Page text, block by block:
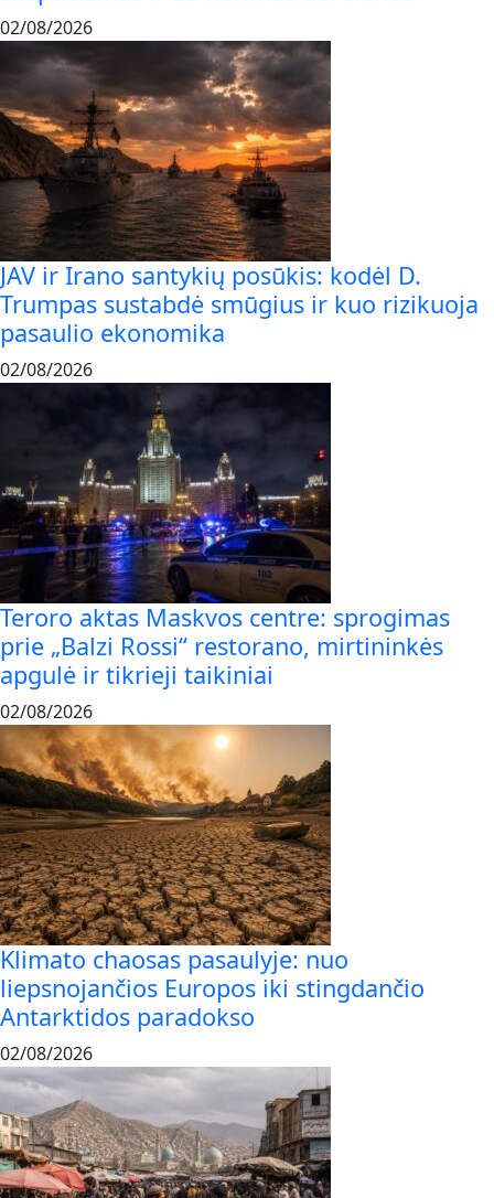
02/08/2026
JAV ir Irano santykių posūkis: kodėl D.
Trumpas sustabdė smūgius ir kuo rizikuoja
pasaulio ekonomika
02/08/2026
Teroro aktas Maskvos centre: sprogimas
prie „Balzi Rossi“ restorano, mirtininkės
apgulė ir tikrieji taikiniai
02/08/2026
Klimato chaosas pasaulyje: nuo
liepsnojančios Europos iki stingdančio
Antarktidos paradokso
02/08/2026